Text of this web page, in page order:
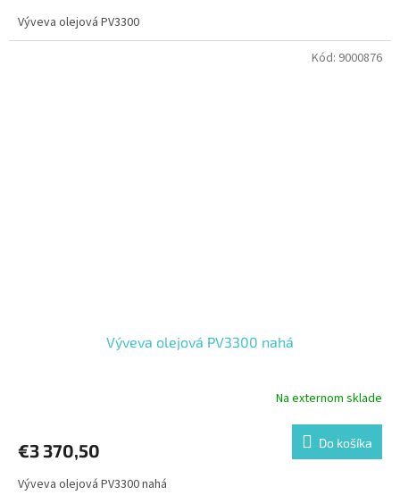
Výveva olejová PV3300
Výveva olejová PV3300 nahá
Na externom sklade
€3 370,50 Do košíka
Výveva olejová PV3300 nahá
Kód: 9000876